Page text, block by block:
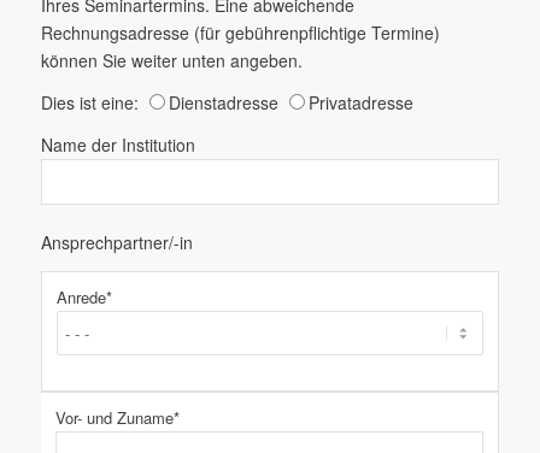
Ihres Seminartermins. Eine abweichende
Rechnungsadresse (für gebührenpflichtige Termine)
können Sie weiter unten angeben.
Dies ist eine:
Dienstadresse
Privatadresse
Name der Institution
Ansprechpartner/-in
Anrede*
Vor- und Zuname*